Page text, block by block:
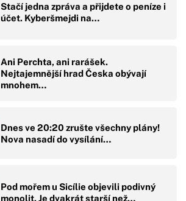
Stačí jedna zpráva a přijdete o peníze i
účet. Kyberšmejdi na…
Ani Perchta, ani rarášek.
Nejtajemnější hrad Česka obývají
mnohem…
Dnes ve 20:20 zrušte všechny plány!
Nova nasadí do vysílání…
Pod mořem u Sicílie objevili podivný
monolit. Je dvakrát starší než…